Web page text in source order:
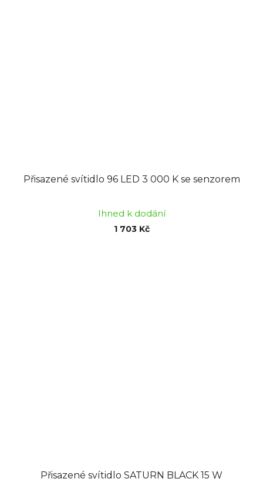
Přisazené svítidlo 96 LED 3 000 K se senzorem
Ihned k dodání
1 703 Kč
Přisazené svítidlo SATURN BLACK 15 W